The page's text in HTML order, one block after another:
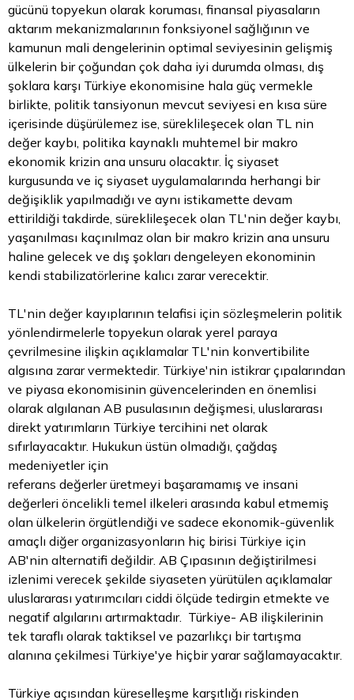
gücünü topyekun olarak koruması, finansal piyasaların
aktarım mekanizmalarının fonksiyonel sağlığının ve
kamunun mali dengelerinin optimal seviyesinin gelişmiş
ülkelerin bir çoğundan çok daha iyi durumda olması, dış
şoklara karşı Türkiye ekonomisine hala güç vermekle
birlikte, politik tansiyonun mevcut seviyesi en kısa süre
içerisinde düşürülemez ise, süreklileşecek olan TL nin
değer kaybı, politika kaynaklı muhtemel bir makro
ekonomik krizin ana unsuru olacaktır. İç siyaset
kurgusunda ve iç siyaset uygulamalarında herhangi bir
değişiklik yapılmadığı ve aynı istikamette devam
ettirildiği takdirde, süreklileşecek olan TL'nin değer kaybı,
yaşanılması kaçınılmaz olan bir makro krizin ana unsuru
haline gelecek ve dış şokları dengeleyen ekonominin
kendi stabilizatörlerine kalıcı zarar verecektir.
TL'nin değer kayıplarının telafisi için sözleşmelerin politik
yönlendirmelerle topyekun olarak yerel paraya
çevrilmesine ilişkin açıklamalar TL'nin konvertibilite
algısına zarar vermektedir. Türkiye'nin istikrar çıpalarından
ve piyasa ekonomisinin güvencelerinden en önemlisi
olarak algılanan AB pusulasının değişmesi, uluslararası
direkt yatırımların Türkiye tercihini net olarak
sıfırlayacaktır. Hukukun üstün olmadığı, çağdaş
medeniyetler için
referans değerler üretmeyi başaramamış ve insani
değerleri öncelikli temel ilkeleri arasında kabul etmemiş
olan ülkelerin örgütlendiği ve sadece ekonomik-güvenlik
amaçlı diğer organizasyonların hiç birisi Türkiye için
AB'nin alternatifi değildir. AB Çıpasının değiştirilmesi
izlenimi verecek şekilde siyaseten yürütülen açıklamalar
uluslararası yatırımcıları ciddi ölçüde tedirgin etmekte ve
negatif algılarını artırmaktadır. Türkiye- AB ilişkilerinin
tek taraflı olarak taktiksel ve pazarlıkçı bir tartışma
alanına çekilmesi Türkiye'ye hiçbir yarar sağlamayacaktır.
Türkiye açısından küreselleşme karşıtlığı riskinden